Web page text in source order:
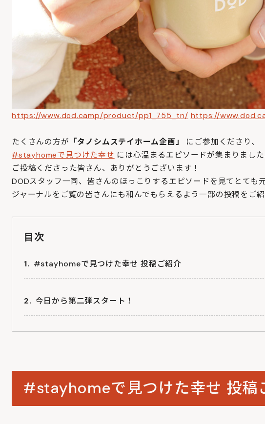
https://www.dod.camp/product/pp1_755_tn/ https://
たくさんの方が 「タノシムステイホーム企画」 にご参加くださり、
#stayhomeで見つけた幸せ には心温まるエピソードが集まりました
ご投稿くださった皆さん、ありがとうございます！
DODスタッフ一同、皆さんのほっこりするエピソードを見てとても
ジャーナルをご覧の皆さんにも和んでもらえるよう一部の投稿をご紹
目次
#stayhomeで見つけた幸せ 投稿ご紹介
今日から第二弾スタート！
#stayhomeで見つけた幸せ 投稿